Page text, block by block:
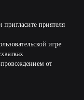
приятеля
игре
от